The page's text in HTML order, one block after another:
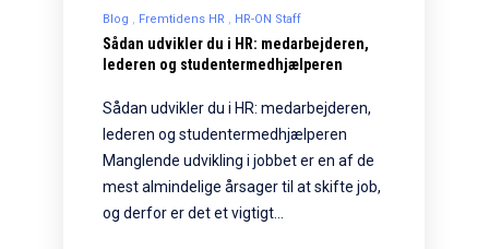
Blog Fremtidens HR HR-ON Staff
Sådan udvikler du i HR: medarbejderen,
lederen og studentermedhjælperen
Sådan udvikler du i HR: medarbejderen,
lederen og studentermedhjælperen
Manglende udvikling i jobbet er en af de
mest almindelige årsager til at skifte job,
og derfor er det et vigtigt…